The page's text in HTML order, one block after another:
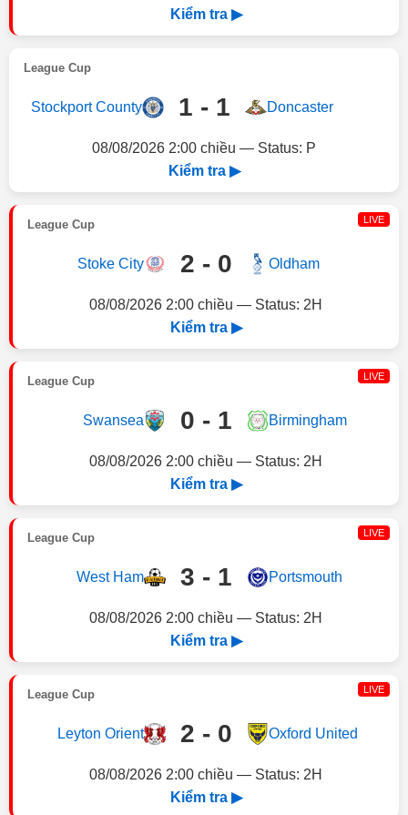
Kiểm tra ▶
League Cup
Stockport County 1 - 1 Doncaster
08/08/2026 2:00 chiều — Status: P
Kiểm tra ▶
League Cup LIVE
Stoke City 2 - 0 Oldham
08/08/2026 2:00 chiều — Status: 2H
Kiểm tra ▶
League Cup LIVE
Swansea 0 - 1 Birmingham
08/08/2026 2:00 chiều — Status: 2H
Kiểm tra ▶
League Cup LIVE
West Ham 3 - 1 Portsmouth
08/08/2026 2:00 chiều — Status: 2H
Kiểm tra ▶
League Cup LIVE
Leyton Orient 2 - 0 Oxford United
08/08/2026 2:00 chiều — Status: 2H
Kiểm tra ▶